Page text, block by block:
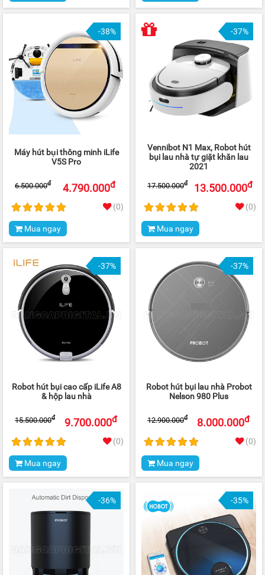
-38%
Máy hút bụi thông minh iLife
V5S Pro
4.790.000đ
6.500.000đ
(0)
Mua ngay
-37%
Vennibot N1 Max, Robot hút
bụi lau nhà tự giặt khăn lau
2021
13.500.000đ
17.500.000đ
(0)
Mua ngay
-37%
Robot hút bụi cao cấp iLife A8
& hộp lau nhà
9.700.000đ
15.500.000đ
(0)
Mua ngay
-37%
Robot hút bụi lau nhà Probot
Nelson 980 Plus
8.000.000đ
12.900.000đ
(0)
Mua ngay
-36% -35%